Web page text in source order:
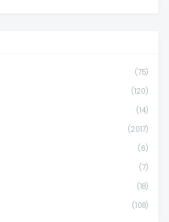
(75)
(120)
(14)
(2017)
(6)
(7)
(18)
(108)